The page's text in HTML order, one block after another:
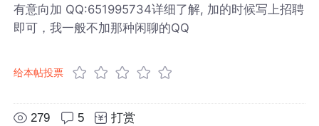
有意向加 QQ:651995734详细了解, 加的时候写上招聘
即可，我一般不加那种闲聊的QQ
给本帖投票
279 5 打赏